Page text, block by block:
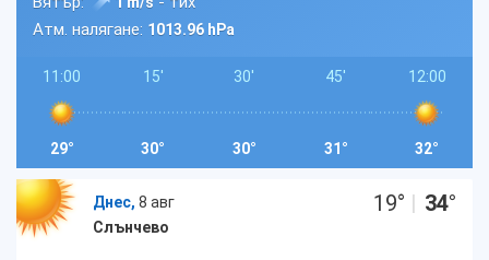
Атм. налягане: 1013.96 hPa
11:00
29°
15'
30°
30'
30°
45'
31°
12:00
32°
Днес, 8 авг
Слънчево
19° | 34°